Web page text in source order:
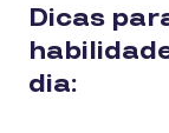
Dicas
dia: